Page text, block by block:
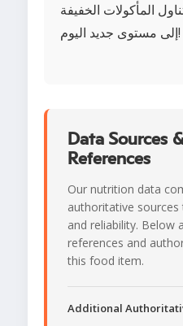
المأكولات الخفيفة
إلى مستوى جديد اليوم!
Data Sources
References
Our nutrition data
authoritative
and reliability. Below
references and
this food item.
Additional